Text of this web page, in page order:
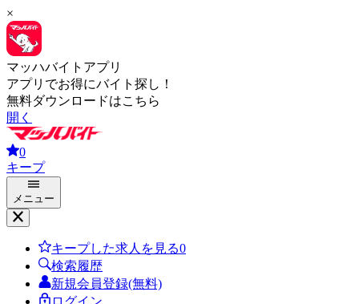
×
マッハバイトアプリ
アプリでお得にバイト探し！
無料ダウンロードはこちら
開く
0
キープ
メニュー
キープした求人を見る0
検索履歴
新規会員登録(無料)
ログイン